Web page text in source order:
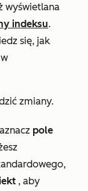
wyświetlana
indeksu.
się, jak
zmiany.
pole
, aby